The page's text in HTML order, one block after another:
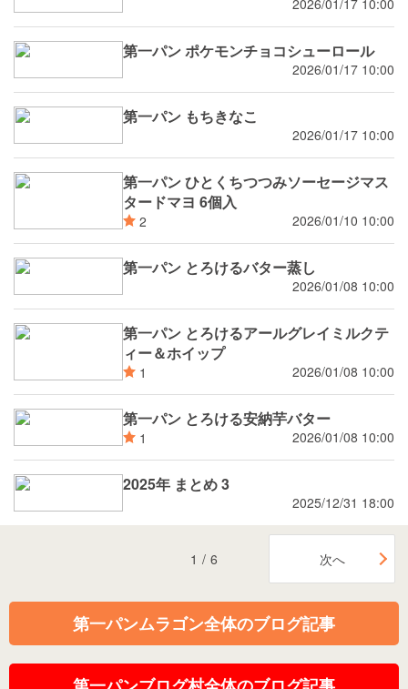
2026/01/17 10:00
第一パン ポケモンチョコシューロール
2026/01/17 10:00
第一パン もちきなこ
2026/01/17 10:00
第一パン ひとくちつつみソーセージマス
タードマヨ 6個入
2 2026/01/10 10:00
第一パン とろけるバター蒸し
2026/01/08 10:00
第一パン とろけるアールグレイミルクテ
ィー＆ホイップ
1 2026/01/08 10:00
第一パン とろける安納芋バター
1 2026/01/08 10:00
2025年 まとめ 3
2025/12/31 18:00
1 / 6 次へ
第一パンムラゴン全体のブログ記事